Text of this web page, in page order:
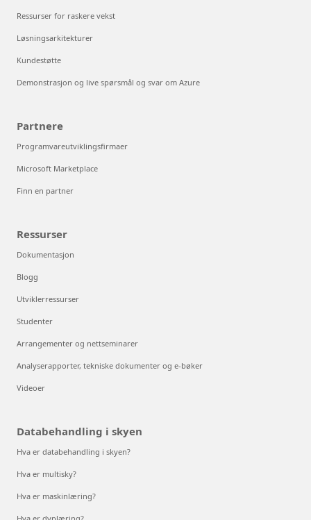
Ressurser for raskere vekst
Løsningsarkitekturer
Kundestøtte
Demonstrasjon og live spørsmål og svar om Azure
Partnere
Programvareutviklingsfirmaer
Microsoft Marketplace
Finn en partner
Ressurser
Dokumentasjon
Blogg
Utviklerressurser
Studenter
Arrangementer og nettseminarer
Analyserapporter, tekniske dokumenter og e-bøker
Videoer
Databehandling i skyen
Hva er databehandling i skyen?
Hva er multisky?
Hva er maskinlæring?